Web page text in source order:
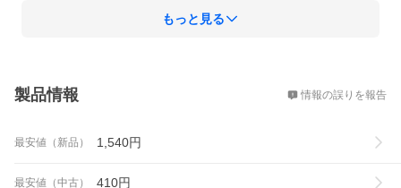
もっと見る
製品情報 情報の誤りを報告
最安値（新品） 1,540円
最安値（中古） 410円